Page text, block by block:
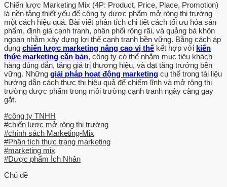
hàng những hàng hóa dịch vụ mà họ cần. Các hoạt động markting
như việc lập kế SV: Hoàng Quý Hiển  3  Lớp: K4QTM LUAN VAN
CHAT LUONG download : add luanvanchat@agmail.com Khóa luận
tốt nghiệp  Trường ĐH KT & QTKD hoạch marketing, thực hiện
chính sách phân phối và thực hiện các dịch vụ khách hàng,…nhằm
mục đích đưa ra thị trường những sản phẩm phù hợp và đáp ứng
được nhu cầu của khách hàng hơn hẳn đối thủ cạnh tranh thông
qua nỗ lực marketing của mình. * Khái niệm Marketing của Philip
Kotler định nghĩa: Marketing là hoạt động của con người hướng tới
thỏa mãn nhu cầu và ước muốn của khách hàng thông qua quá
trình trao đổi. Định nghĩa này bao gồm cả quá trình trao đổi không
kinh doanh như là một bộ phận của marketing.
Hoạt động marketing diễn ra trong tất cả lĩnh vực trao đổi nhằm
hướng tới thỏa mãn nhu cầu với hoạt động cụ thể trong thực tiễn
doanh nghiệp Ngày nay không một doanh nghiệp nào bắt tay vào
Chiến lược Marketing Mix (4P: Product, Price, Place, Promotion)
là nền tảng thiết yếu để công ty dược phẩm mở rộng thị trường
một cách hiệu quả. Bài viết phân tích chi tiết cách tối ưu hóa sản
phẩm, định giá cạnh tranh, phân phối rộng rãi, và quảng bá khôn
ngoan nhằm xây dựng lợi thế cạnh tranh bền vững. Bằng cách áp
dụng chiến lược marketing nâng cao vị thế kết hợp với kiến
thức marketing căn bản, công ty có thể nhắm mục tiêu khách
hàng đúng đắn, tăng giá trị thương hiệu, và đạt tăng trưởng bền
vững. Những giải pháp hoạt động marketing cụ thể trong tài liệu
hướng dẫn cách thực thi hiệu quả để chiếm lĩnh và mở rộng thị
trường dược phẩm trong môi trường cạnh tranh ngày càng gay
gắt.
#công ty TNHH
#chiến lược mở rộng thị trường
#chính sách Marketing-Mix
#Phân tích thực trạng marketing
#marketing mix
#Dược phẩm Ích Nhân
Chủ đề